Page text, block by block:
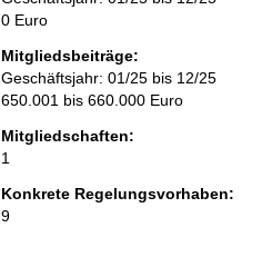
0 Euro
Mitgliedsbeiträge:
Geschäftsjahr: 01/25 bis 12/25
650.001 bis 660.000 Euro
Mitgliedschaften:
1
Konkrete Regelungsvorhaben:
9